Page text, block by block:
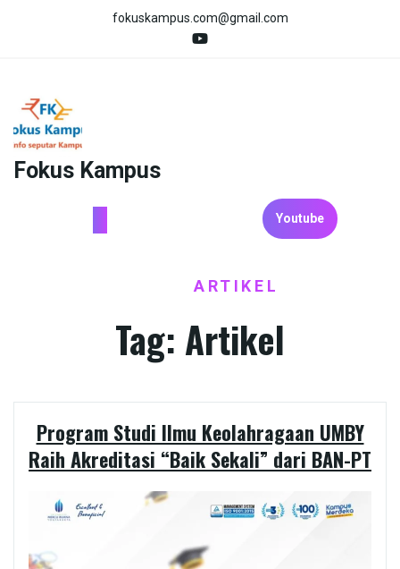
fokuskampus.com@gmail.com
Fokus Kampus
Youtube
/ARTIKEL
Tag: Artikel
Program Studi Ilmu Keolahragaan UMBY
Raih Akreditasi “Baik Sekali” dari BAN-PT